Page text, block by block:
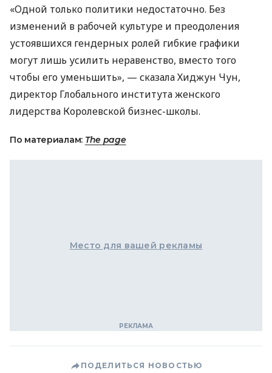
«Одной только политики недостаточно. Без
изменений в рабочей культуре и преодоления
устоявшихся гендерных ролей гибкие графики
могут лишь усилить неравенство, вместо того
чтобы его уменьшить», — сказала Хиджун Чун,
директор Глобального института женского
лидерства Королевской бизнес-школы.
По материалам: The page
Место для вашей рекламы
ПОДЕЛИТЬСЯ НОВОСТЬЮ